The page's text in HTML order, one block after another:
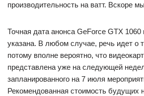
производительность на ватт. Вскоре
Точная дата анонса GeForce GTX 1060
указана. В любом случае, речь идет о
потому вполне вероятно, что
представлена уже на следующей
запланированного на 7 июля
Рекомендованная стоимость будущих